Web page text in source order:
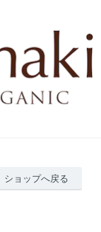
ショップへ戻る